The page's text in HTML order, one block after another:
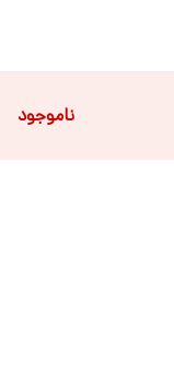
ناموجود